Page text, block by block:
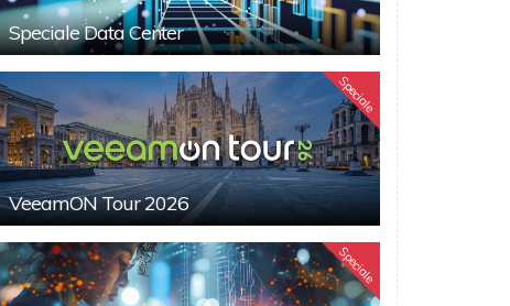
Speciale Data Center
Speciale
VeeamON Tour 2026
Speciale